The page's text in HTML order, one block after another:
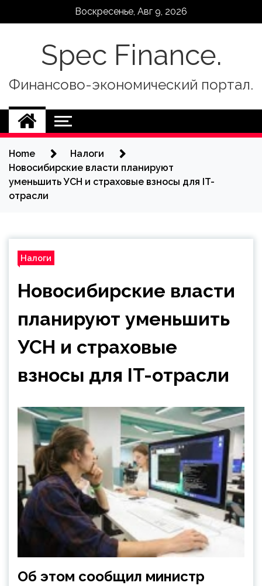
Воскресенье, Авг 9, 2026
Spec Finance.
Финансово-экономический портал.
Home
Налоги
Новосибирские власти планируют
уменьшить УСН и страховые взносы для IT-
отрасли
Налоги
Новосибирские власти
планируют уменьшить
УСН и страховые
взносы для IT-отрасли
Об этом сообщил министр